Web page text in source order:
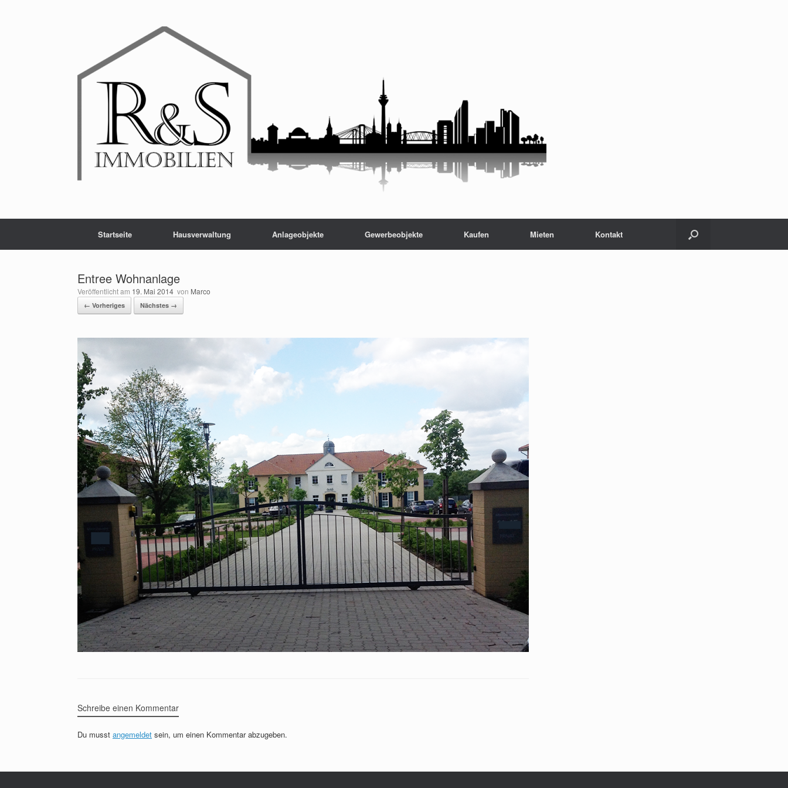
Startseite Hausverwaltung Anlageobjekte Gewerbeobjekte Kaufen Mieten Kontakt
Entree Wohnanlage
Veröffentlicht am 19. Mai 2014 von Marco
← Vorheriges Nächstes →
Schreibe einen Kommentar
Du musst angemeldet sein, um einen Kommentar abzugeben.